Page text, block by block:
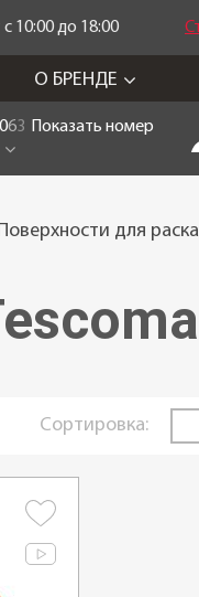
10:00 до 18:00
О БРЕНДЕ
063 Показать номер
для
Сортировка: